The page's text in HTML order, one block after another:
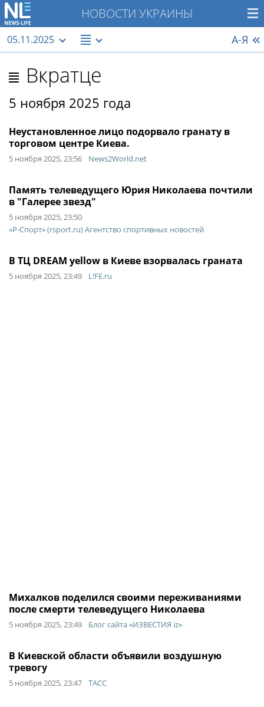
НОВОСТИ УКРАИНЫ
05.11.2025 А-Я
Вкратце
5 ноября 2025 года
Неустановленное лицо подорвало гранату в
торговом центре Киева.
5 ноября 2025, 23:56 News2World.net
Память телеведущего Юрия Николаева почтили
в "Галерее звезд"
5 ноября 2025, 23:50
«Р-Спорт» (rsport.ru) Агентство спортивных новостей
В ТЦ DREAM yellow в Киеве взорвалась граната
5 ноября 2025, 23:49 L!FE.ru
Михалков поделился своими переживаниями
после смерти телеведущего Николаева
5 ноября 2025, 23:49 Блог сайта «ИЗВЕСТИЯ iz»
В Киевской области объявили воздушную
тревогу
5 ноября 2025, 23:47 ТАСС